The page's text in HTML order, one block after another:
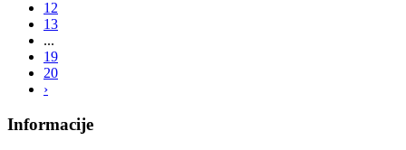
12
13
...
19
20
›
Informacije